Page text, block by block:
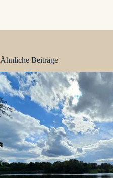
Ähnliche Beiträge